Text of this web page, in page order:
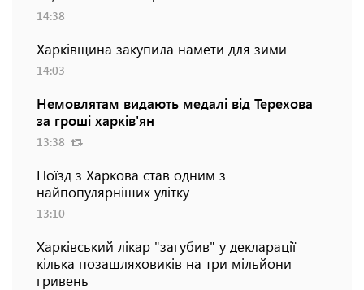
14:38
Харківщина закупила намети для зими
14:03
Немовлятам видають медалі від Терехова
за гроші харків'ян
13:38
Поїзд з Харкова став одним з
найпопулярніших улітку
13:10
Харківський лікар "загубив" у декларації
кілька позашляховиків на три мільйони
гривень